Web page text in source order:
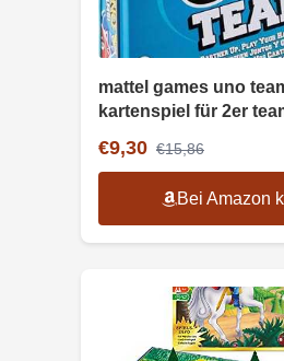
mattel games uno
kartenspiel für 2er
€9,30 €15,86
Bei Amazon